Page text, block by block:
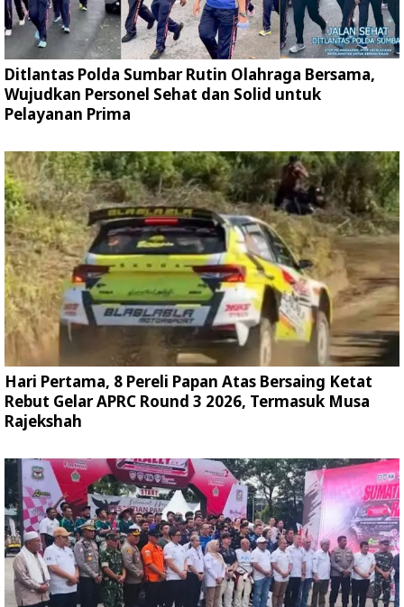
Ditlantas Polda Sumbar Rutin Olahraga Bersama,
Wujudkan Personel Sehat dan Solid untuk
Pelayanan Prima
Hari Pertama, 8 Pereli Papan Atas Bersaing Ketat
Rebut Gelar APRC Round 3 2026, Termasuk Musa
Rajekshah